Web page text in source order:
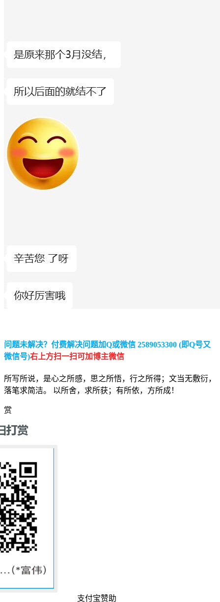
问题未解决？付费解决问题加Q或微信 2589053300 (即Q号又
微信号)右上方扫一扫可加博主微信
所写所说，是心之所感，思之所悟，行之所得；文当无敷衍，
落笔求简洁。 以所舍，求所获；有所依，方所成！
赏
支付宝赞助